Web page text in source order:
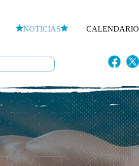
NOTICIAS CALENDARIO